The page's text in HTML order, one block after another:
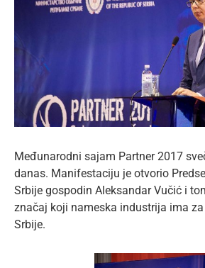
Image
Međunarodni sajam Partner 2017
danas. Manifestaciju je otvorio
Srbije gospodin Aleksandar Vučić i
značaj koji nameska industrija ima
Srbije.